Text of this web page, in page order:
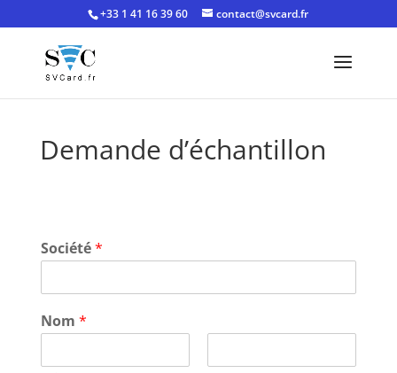
+33 1 41 16 39 60 contact@svcard.fr
Demande d’échantillon
Société*
Nom *